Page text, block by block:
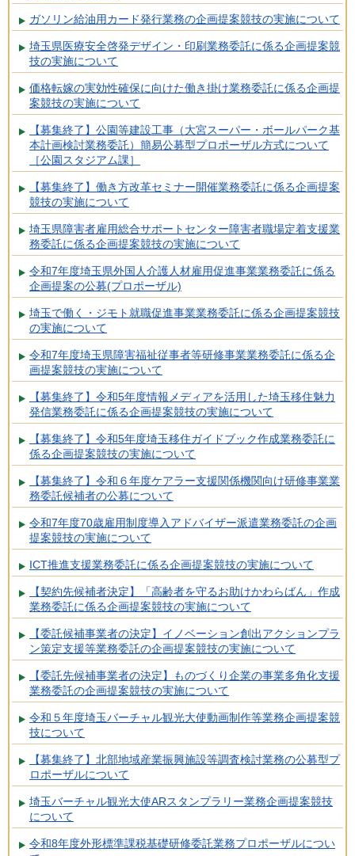
ガソリン給油用カード発行業務の企画提案競技の実施について
埼玉県医療安全啓発デザイン・印刷業務委託に係る企画提案競
技の実施について
価格転嫁の実効性確保に向けた働き掛け業務委託に係る企画提
案競技の実施について
【募集終了】公園等建設工事（大宮スーパー・ボールパーク基
本計画検討業務委託）簡易公募型プロポーザル方式について
［公園スタジアム課］
【募集終了】働き方改革セミナー開催業務委託に係る企画提案
競技の実施について
埼玉県障害者雇用総合サポートセンター障害者職場定着支援業
務委託に係る企画提案競技の実施について
令和7年度埼玉県外国人介護人材雇用促進事業業務委託に係る
企画提案の公募(プロポーザル)
埼玉で働く・ジモト就職促進事業業務委託に係る企画提案競技
の実施について
令和7年度埼玉県障害福祉従事者等研修事業業務委託に係る企
画提案競技の実施について
【募集終了】令和5年度情報メディアを活用した埼玉移住魅力
発信業務委託に係る企画提案競技の実施について
【募集終了】令和5年度埼玉移住ガイドブック作成業務委託に
係る企画提案競技の実施について
【募集終了】令和６年度ケアラー支援関係機関向け研修事業業
務委託候補者の公募について
令和7年度70歳雇用制度導入アドバイザー派遣業務委託の企画
提案競技の実施について
ICT推進支援業務委託に係る企画提案競技の実施について
【契約先候補者決定】「高齢者を守るお助けかわらばん」作成
業務委託に係る企画提案競技の実施について
【委託候補事業者の決定】イノベーション創出アクションプラ
ン策定支援等業務委託の企画提案競技の実施について
【委託先候補事業者の決定】ものづくり企業の事業多角化支援
業務委託の企画提案競技の実施について
令和５年度埼玉バーチャル観光大使動画制作等業務企画提案競
技について
【募集終了】北部地域産業振興施設等調査検討業務の公募型プ
ロポーザルについて
埼玉バーチャル観光大使ARスタンプラリー業務企画提案競技
について
令和8年度外形標準課税基礎研修委託業務プロポーザルについ